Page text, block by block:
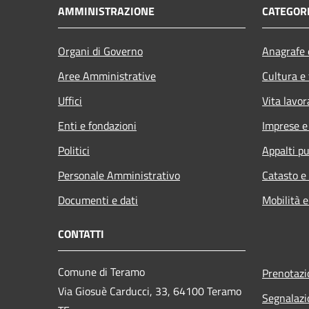
AMMINISTRAZIONE
Organi di Governo
Aree Amministrative
Uffici
Enti e fondazioni
Politici
Personale Amministrativo
Documenti e dati
Cultura
Vita
Imprese
Appalti
Catasto
Mobilità
CONTATTI
Comune di Teramo
Via Giosuè Carducci, 33, 64100 Teramo